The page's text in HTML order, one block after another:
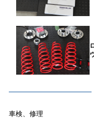
車検、修理